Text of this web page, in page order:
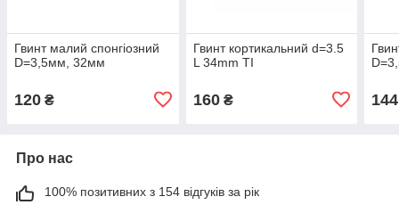
Гвинт малий спонгіозний
D=3,5мм, 32мм
120 ₴
Гвинт кортикальний d=3.5
L 34mm TI
160₴ 144
Про нас
100% позитивних з 154 відгуків за рік